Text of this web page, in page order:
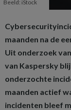
Beeld: iStock
maanden na de
Uit onderzoek
van Kaspersky
onderzochte
maanden actief
incidenten bleef